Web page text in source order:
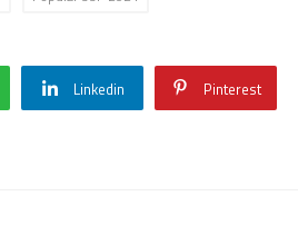
Linkedin Pinterest